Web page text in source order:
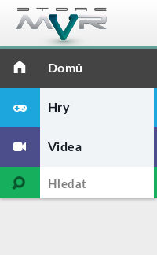
Domů
Hry
Videa